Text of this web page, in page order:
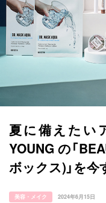
夏に備えたい
YOUNG の「
ボックス)」を
美容・メイク 2024年6月15日